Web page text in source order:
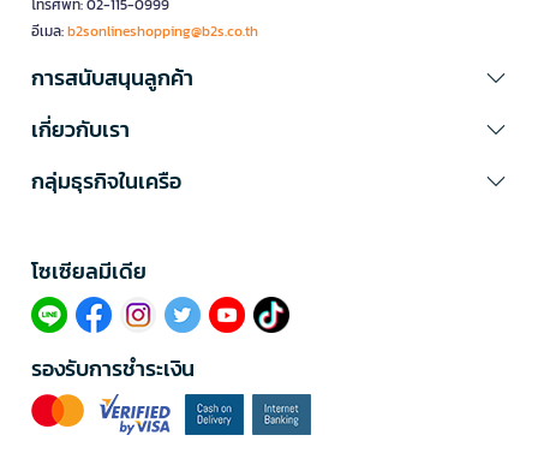
โทรศัพท์: 02-115-0999
อีเมล:b2sonlineshopping@b2s.co.th
การสนับสนุนลูกค้า
เกี่ยวกับเรา
กลุ่มธุรกิจในเครือ
โซเซียลมีเดีย​
รองรับการชำระเงิน